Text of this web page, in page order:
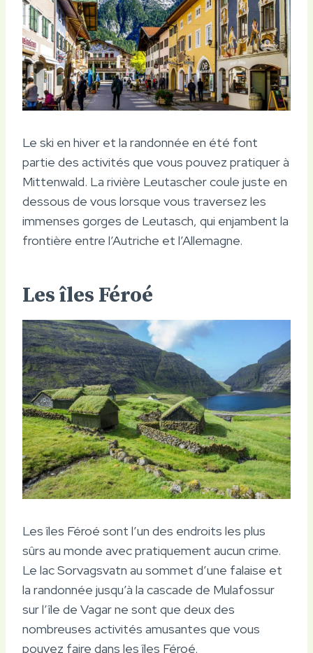
Le ski en hiver et la randonnée en été font
partie des activités que vous pouvez pratiquer à
Mittenwald. La rivière Leutascher coule juste en
dessous de vous lorsque vous traversez les
immenses gorges de Leutasch, qui enjambent la
frontière entre l’Autriche et l’Allemagne.
Les îles Féroé
Les îles Féroé sont l’un des endroits les plus
sûrs au monde avec pratiquement aucun crime.
Le lac Sorvagsvatn au sommet d’une falaise et
la randonnée jusqu’à la cascade de Mulafossur
sur l’île de Vagar ne sont que deux des
nombreuses activités amusantes que vous
pouvez faire dans les îles Féroé.